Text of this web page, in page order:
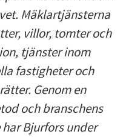
Mäklartjänsterna
villor, tomter och
tjänster inom
fastigheter och
Genom en
och branschens
Bjurfors under